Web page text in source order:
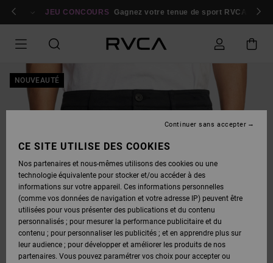
Se connecter / s'inscrire
JEU CONCOURS Gagnez votre tenue de sport RVCA
NOUVEAUTÉ
CE SITE UTILISE DES COOKIES
Nos partenaires et nous-mêmes utilisons des cookies ou une
technologie équivalente pour stocker et/ou accéder à des
informations sur votre appareil. Ces informations personnelles
(comme vos données de navigation et votre adresse IP) peuvent être
utilisées pour vous présenter des publications et du contenu
personnalisés ; pour mesurer la performance publicitaire et du
contenu ; pour personnaliser les publicités ; et en apprendre plus sur
leur audience ; pour développer et améliorer les produits de nos
partenaires. Vous pouvez paramétrer vos choix pour accepter ou
Continuer sans accepter